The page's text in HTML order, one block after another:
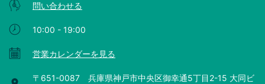
問い合わせる
10:00 - 19:00
営業カレンダーを見る
〒651-0087 兵庫県神戸市中央区御幸通5丁目2-15 大同ビ